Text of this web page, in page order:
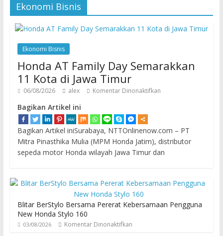
Ekonomi Bisnis
Ekonomi Bisnis
Honda AT Family Day Semarakkan
11 Kota di Jawa Timur
06/08/2026 alex Komentar Dinonaktifkan
Bagikan Artikel ini
Bagikan Artikel iniSurabaya, NTTOnlinenow.com – PT
Mitra Pinasthika Mulia (MPM Honda Jatim), distributor
sepeda motor Honda wilayah Jawa Timur dan
Blitar BerStylo Bersama Pererat Kebersamaan Pengguna
New Honda Stylo 160
03/08/2026 Komentar Dinonaktifkan